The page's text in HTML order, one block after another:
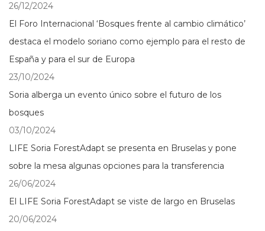
26/12/2024
El Foro Internacional ‘Bosques frente al cambio climático’
destaca el modelo soriano como ejemplo para el resto de
España y para el sur de Europa
23/10/2024
Soria alberga un evento único sobre el futuro de los
bosques
03/10/2024
LIFE Soria ForestAdapt se presenta en Bruselas y pone
sobre la mesa algunas opciones para la transferencia
26/06/2024
El LIFE Soria ForestAdapt se viste de largo en Bruselas
20/06/2024